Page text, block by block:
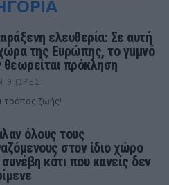
ελευθερία: Σε αυτή
της Ευρώπης, το γuμνό
θεωρείται πρόκληση
9 ΏΡΕΣ
τρόπος ζωής!
όλους τους
στον ίδιο χώρο
συνέβη κάτι που κανείς δεν